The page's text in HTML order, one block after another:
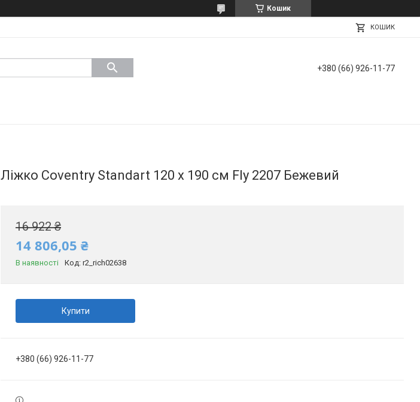
Кошик
КОШИК
+380 (66) 926-11-77
Ліжко Coventry Standart 120 х 190 см Fly 2207 Бежевий
16 922 ₴
14 806,05 ₴
В наявності Код: r2_rich02638
Купити
+380 (66) 926-11-77